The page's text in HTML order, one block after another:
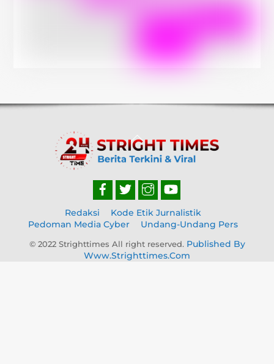
Back
To
Top
Redaksi
Kode Etik Jurnalistik
Pedoman Media Cyber
Undang-Undang Pers
© 2022 Strighttimes All right reserved. Published By
Www.strighttimes.com